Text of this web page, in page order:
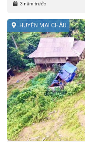
3 năm trước
HUYỆN MAI CHÂU